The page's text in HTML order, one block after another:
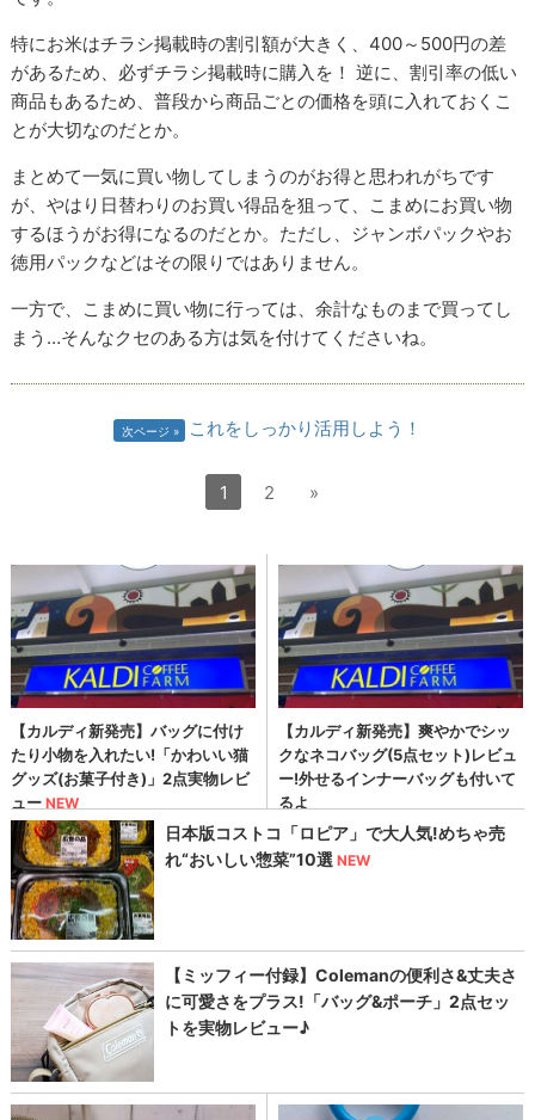
特にお米はチラシ掲載時の割引額が大きく、400～500円の差
があるため、必ずチラシ掲載時に購入を！ 逆に、割引率の低い
商品もあるため、普段から商品ごとの価格を頭に入れておくこ
とが大切なのだとか。
まとめて一気に買い物してしまうのがお得と思われがちです
が、やはり日替わりのお買い得品を狙って、こまめにお買い物
するほうがお得になるのだとか。ただし、ジャンボパックやお
徳用パックなどはその限りではありません。
一方で、こまめに買い物に行っては、余計なものまで買ってし
まう…そんなクセのある方は気を付けてくださいね。
次ページ これをしっかり活用しよう！
1 2 »